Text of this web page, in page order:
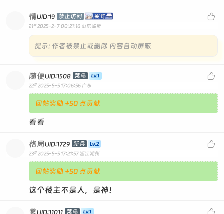

情UID:19 禁止访问
21# 2025-2-7 00:21:16 山东临沂
提示: 作者被禁止或删除 内容自动屏蔽

随便UID:1508 菜鸟
22# 2025-5-5 17:06:56 广东
回帖奖励 +50 点贡献
看看

格局UID:1729 新兵
23# 2025-5-5 17:21:57 浙江湖州
回帖奖励 +50 点贡献
这个楼主不是人，是神！

UID:11011 菜鸟